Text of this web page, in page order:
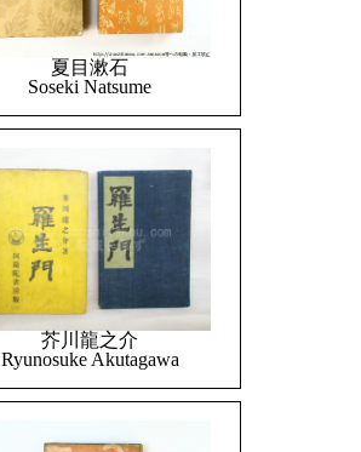
夏目漱石
Soseki Natsume
芥川龍之介
Ryunosuke Akutagawa